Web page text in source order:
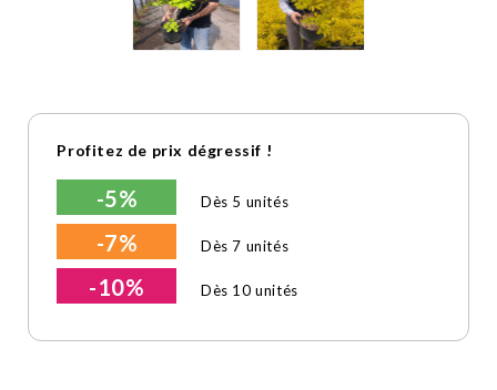
Profitez de prix dégressif !
-5% Dès 5 unités
-7% Dès 7 unités
-10% Dès 10 unités